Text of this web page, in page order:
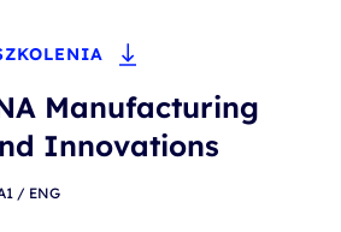
Manufacturing
Innovations
/ ENG